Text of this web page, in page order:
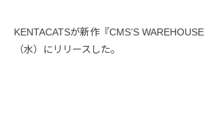
KENTACATSが新作『CMS’S
（水）にリリースした。